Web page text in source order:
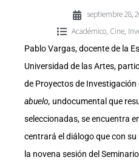
septiembre 28,
Académico, Cine,
Pablo Vargas, docente de la
Universidad de las Artes,
de Proyectos de Investigación
abuelo, undocumental que
seleccionadas, se encuentra
centrará el diálogo que con
la novena sesión del